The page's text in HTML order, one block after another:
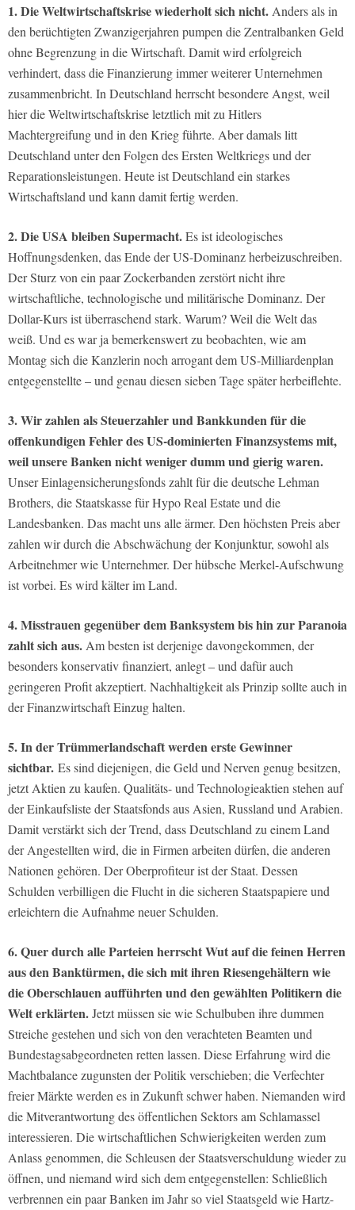
1. Die Weltwirtschaftskrise wiederholt sich nicht. Anders als in
den berüchtigten Zwanzigerjahren pumpen die Zentralbanken Geld
ohne Begrenzung in die Wirtschaft. Damit wird erfolgreich
verhindert, dass die Finanzierung immer weiterer Unternehmen
zusammenbricht. In Deutschland herrscht besondere Angst, weil
hier die Weltwirtschaftskrise letztlich mit zu Hitlers
Machtergreifung und in den Krieg führte. Aber damals litt
Deutschland unter den Folgen des Ersten Weltkriegs und der
Reparationsleistungen. Heute ist Deutschland ein starkes
Wirtschaftsland und kann damit fertig werden.
2. Die USA bleiben Supermacht.Es ist ideologisches
Hoffnungsdenken, das Ende der US-Dominanz herbeizuschreiben.
Der Sturz von ein paar Zockerbanden zerstört nicht ihre
wirtschaftliche, technologische und militärische Dominanz. Der
Dollar-Kurs ist überraschend stark. Warum? Weil die Welt das
weiß. Und es war ja bemerkenswert zu beobachten, wie am
Montag sich die Kanzlerin noch arrogant dem US-Milliardenplan
entgegenstellte – und genau diesen sieben Tage später herbeiflehte.
3. Wir zahlen als Steuerzahler und Bankkunden für die
offenkundigen Fehler des US-dominierten Finanzsystems mit,
weil unsere Banken nicht weniger dumm und gierig waren.
Unser Einlagensicherungsfonds zahlt für die deutsche Lehman
Brothers, die Staatskasse für Hypo Real Estate und die
Landesbanken. Das macht uns alle ärmer. Den höchsten Preis aber
zahlen wir durch die Abschwächung der Konjunktur, sowohl als
Arbeitnehmer wie Unternehmer. Der hübsche Merkel-Aufschwung
ist vorbei. Es wird kälter im Land.
4. Misstrauen gegenüber dem Banksystem bis hin zur Paranoia
zahlt sich aus. Am besten ist derjenige davongekommen, der
besonders konservativ finanziert, anlegt – und dafür auch
geringeren Profit akzeptiert. Nachhaltigkeit als Prinzip sollte auch in
der Finanzwirtschaft Einzug halten.
5. In der Trümmerlandschaft werden erste Gewinner
sichtbar. Es sind diejenigen, die Geld und Nerven genug besitzen,
jetzt Aktien zu kaufen. Qualitäts- und Technologieaktien stehen auf
der Einkaufsliste der Staatsfonds aus Asien, Russland und Arabien.
Damit verstärkt sich der Trend, dass Deutschland zu einem Land
der Angestellten wird, die in Firmen arbeiten dürfen, die anderen
Nationen gehören. Der Oberprofiteur ist der Staat. Dessen
Schulden verbilligen die Flucht in die sicheren Staatspapiere und
erleichtern die Aufnahme neuer Schulden.
6. Quer durch alle Parteien herrscht Wut auf die feinen Herren
aus den Banktürmen, die sich mit ihren Riesengehältern wie
die Oberschlauen aufführten und den gewählten Politikern die
Welt erklärten.Jetzt müssen sie wie Schulbuben ihre dummen
Streiche gestehen und sich von den verachteten Beamten und
Bundestagsabgeordneten retten lassen. Diese Erfahrung wird die
Machtbalance zugunsten der Politik verschieben; die Verfechter
freier Märkte werden es in Zukunft schwer haben. Niemanden wird
die Mitverantwortung des öffentlichen Sektors am Schlamassel
interessieren. Die wirtschaftlichen Schwierigkeiten werden zum
Anlass genommen, die Schleusen der Staatsverschuldung wieder zu
öffnen, und niemand wird sich dem entgegenstellen: Schließlich
verbrennen ein paar Banken im Jahr so viel Staatsgeld wie Hartz-